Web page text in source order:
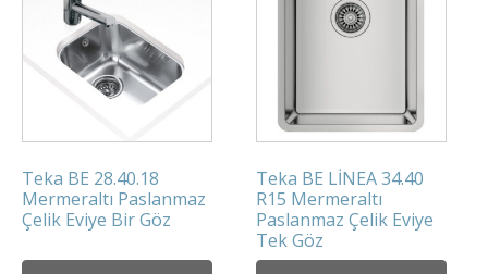
Teka BE 28.40.18
Mermeraltı Paslanmaz
Çelik Eviye Bir Göz
Teka BE LİNEA 34.40
R15 Mermeraltı
Paslanmaz Çelik Eviye
Tek Göz